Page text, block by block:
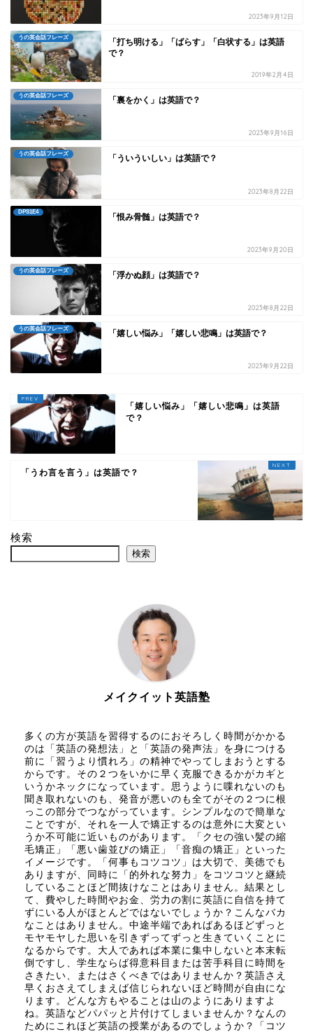
2023年9月12日
うの英会話フレーズ
「打ち明ける」「ばらす」「白状する」は英語
で？
2019年2月4日
うの英会話フレーズ 「裏をかく」は英語で？
2023年9月16日
うの英会話フレーズ 「ういういしい」は英語で？
2023年8月22日
DPS1E4
「恨み骨髄」は英語で？
2023年9月20日
うの英会話フレーズ 「浮かぬ顔」は英語で？
2023年8月22日
うの英会話フレーズ 「嬉しい悩み」「嬉しい悲鳴」は英語で？
2023年9月22日
「嬉しい悩み」「嬉しい悲鳴」は英語
で？
「うわ言を言う」は英語で？
検索
検索
メイクイット英語塾
多くの方が英語を習得するのにおそろしく時間がかかる
のは「英語の発想法」と「英語の発声法」を身につける
前に「習うより慣れろ」の精神でやってしまおうとする
からです。その２つをいかに早く克服できるかがカギと
いうかネックになっています。思うように喋れないのも
聞き取れないのも、発音が悪いのも全てがその２つに根
っこの部分でつながっています。シンプルなので簡単な
ことですが、それを一人で矯正するのは意外に大変とい
うか不可能に近いものがあります。「クセの強い髪の縮
毛矯正」「悪い歯並びの矯正」「音痴の矯正」といった
イメージです。「何事もコツコツ」は大切で、美徳でも
ありますが、同時に「的外れな努力」をコツコツと継続
していることほど間抜けなことはありません。結果とし
て、費やした時間やお金、労力の割に英語に自信を持て
ずにいる人がほとんどではないでしょうか？こんなバカ
なことはありません。中途半端であればあるほどずっと
モヤモヤした思いを引きずってずっと生きていくことに
なるからです。大人であれば本業に集中しないと本末転
倒ですし、学生ならば得意科目または苦手科目に時間を
さきたい、またはさくべきではありませんか？英語さえ
早くおさえてしまえば信じられないほど時間が自由にな
ります。どんな方もやることは山のようにありますよ
ね。英語などパパッと片付けてしまいませんか？なんの
ためにこれほど英語の授業があるのでしょうか？「コツ